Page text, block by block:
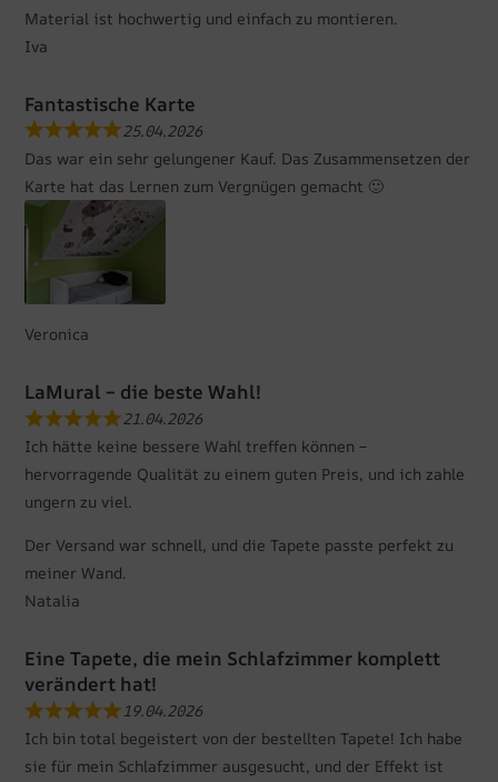
Material ist hochwertig und einfach zu montieren.
Iva
Fantastische Karte
25.04.2026
Das war ein sehr gelungener Kauf. Das Zusammensetzen der
Karte hat das Lernen zum Vergnügen gemacht 🙂
Veronica
LaMural – die beste Wahl!
21.04.2026
Ich hätte keine bessere Wahl treffen können –
hervorragende Qualität zu einem guten Preis, und ich zahle
ungern zu viel.
Der Versand war schnell, und die Tapete passte perfekt zu
meiner Wand.
Natalia
Eine Tapete, die mein Schlafzimmer komplett
verändert hat!
19.04.2026
Ich bin total begeistert von der bestellten Tapete! Ich habe
sie für mein Schlafzimmer ausgesucht, und der Effekt ist